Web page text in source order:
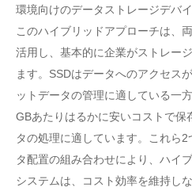
環境向けのデータストレージデバ
このハイブリッドアプローチは、
活用し、基本的に企業がストレー
ます。SSDはデータへのアクセス
ットデータの管理に適している一
GBあたりはるかに安いコストで保
タの処理に適しています。これら
タ配置の組み合わせにより、ハイ
システムは、コスト効率を維持し